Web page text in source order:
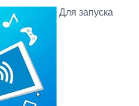
Для запуска